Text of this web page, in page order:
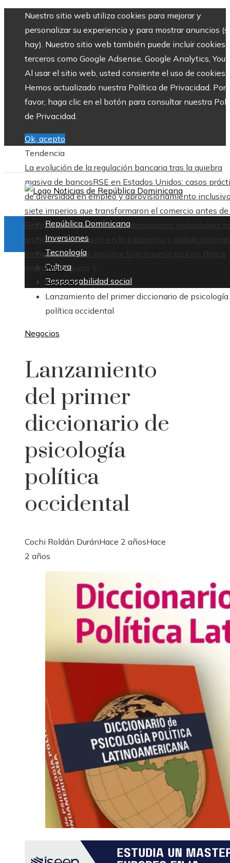
Nuestro sitio web utiliza cookies para mejorar y
personalizar su experiencia y para mostrar anuncios
hay). Nuestro sitio web también puede incluir cookies
terceros como Google Adsense, Google Analytics,
Al usar el sitio web, usted consiente el uso de cookies.
Hemos actualizado nuestra Política de Privacidad. Por
favor, haga clic en el botón para consultar nuestra
de Privacidad.
Ok, acepto
Tendencia
La evolución de la regulación bancaria tras la quiebra
masiva de bancosRSE en Estados Unidos: casos
de diversidad en empleo y aprovisionamiento
siete imperios que transformaron el comercio antes
Revolución IndustrialLas 15 donaciones individuales
grandes y su impacto en la educación y salud
innovadoras para impulsar la economía azul en Belice
miércoles, agosto 5
República Dominicana
Inversiones
Tecnología
Cultura
Responsabilidad social
Inicio
Negocios
Lanzamiento del primer diccionario de psicología
política occidental
Negocios
Lanzamiento
del primer
diccionario de
psicología
política
occidental
Cochi Roldán DuránHace 2 añosHace
2 años